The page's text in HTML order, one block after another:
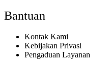
Bantuan
Kontak Kami
Kebijakan Privasi
Pengaduan Layanan